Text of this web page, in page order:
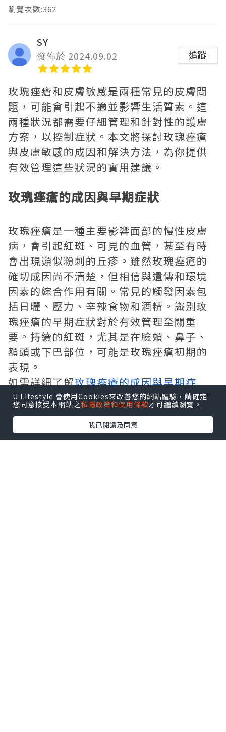
瀏覽次數:362
SY
發佈於 2024.09.02
追蹤
玫瑰痤瘡和皮膚敏感是兩種常見的皮膚問
題，可能會引起不適並影響生活質素。這
兩種狀況都需要仔細管理和針對性的護膚
方案，以控制症狀。本文將探討玫瑰痤瘡
與皮膚敏感的成因和解決方法，為你提供
有效管理這些狀況的實用建議。
玫瑰痤瘡的成因與早期症狀
玫瑰痤瘡是一種主要影響面部的慢性皮膚
病，會引起紅斑、可見的血管，甚至有時
會出現類似粉刺的丘疹。雖然玫瑰痤瘡的
確切成因尚不清楚，但相信與遺傳和環境
因素的綜合作用有關。常見的觸發因素包
括日曬、壓力、辛辣食物和酒精。識別玫
瑰痤瘡的早期症狀對於有效管理至關重
要。持續的紅斑，尤其是在臉頰、鼻子、
額頭或下巴部位，可能是玫瑰痤瘡初期的
表現。
如需詳細了解玫瑰痤瘡的成因與早期症
狀 ，了解如何識別觸發因素並採取舒緩與
保護皮膚的護膚程序。
管理皮膚敏感
U Lifestyle 會使用Cookies來改善您的網站體驗，請確定
您同意接受本網站之私隱政策和使用條款才可繼續瀏覽。
我已閱讀及同意